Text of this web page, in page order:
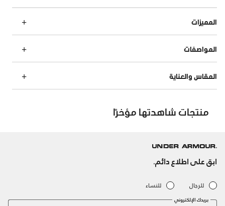
المميزات
المواصفات
المقاس والعناية
منتجات شاهدتها مؤخرًا
ابق على اطلاع دائم.
للرجال للنساء
بريدك الإلكتروني